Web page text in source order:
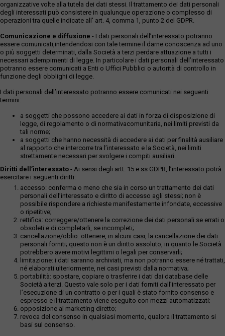
organizzative volte alla tutela dei dati stessi. Il trattamento dei dati personali
degli interessati può consistere in qualunque operazione o complesso di
operazioni tra quelle indicate all' art. 4, comma 1, punto 2 del GDPR.
Comunicazione e diffusione - I dati personali dell’interessato potranno
essere comunicati,intendendosi con tale termine il darne conoscenza ad uno
o più soggetti determinati, dalla Società a terzi perdare attuazione a tutti i
necessari adempimenti di legge. In particolare i dati personali dell’interessato
potranno essere comunicati a Enti o Uffici Pubblici o autorità di controllo in
funzione degli obblighi di legge.
I dati personali dell’interessato potranno essere comunicati nei seguenti
termini:
a soggetti che possono accedere ai dati in forza di disposizione di
legge, di regolamento o di normativacomunitaria, nei limiti previsti da
tali norme;
a soggetti che hanno necessità di accedere ai dati per finalità ausiliare
al rapporto che intercorre tra l’interessato e la Società, nei limiti
strettamente necessari per svolgere i compiti ausiliari.
Diritti dell’interessato - Ai sensi degli artt. 15 e ss GDPR, l’interessato potrà
esercitare i seguenti diritti:
accesso: conferma o meno che sia in corso un trattamento dei dati
personali dell’interessato e diritto di accesso agli stessi; non è
possibile rispondere a richieste manifestamente infondate, eccessive
o ripetitive;
rettifica: correggere/ottenere la correzione dei dati personali se errati o
obsoleti e di completarli, se incompleti;
cancellazione/oblio: ottenere, in alcuni casi, la cancellazione dei dati
personali forniti; questo non è un diritto assoluto, in quanto le Società
potrebbero avere motivi legittimi o legali per conservarli;
limitazione: i dati saranno archiviati, ma non potranno essere né trattati,
né elaborati ulteriormente, nei casi previsti dalla normativa;
portabilità: spostare, copiare o trasferire i dati dai database delle
Società a terzi. Questo vale solo per i dati forniti dall’interessato per
l’esecuzione di un contratto o per i quali è stato fornito consenso e
espresso e il trattamento viene eseguito con mezzi automatizzati;
opposizione al marketing diretto;
revoca del consenso in qualsiasi momento, qualora il trattamento si
basi sul consenso.